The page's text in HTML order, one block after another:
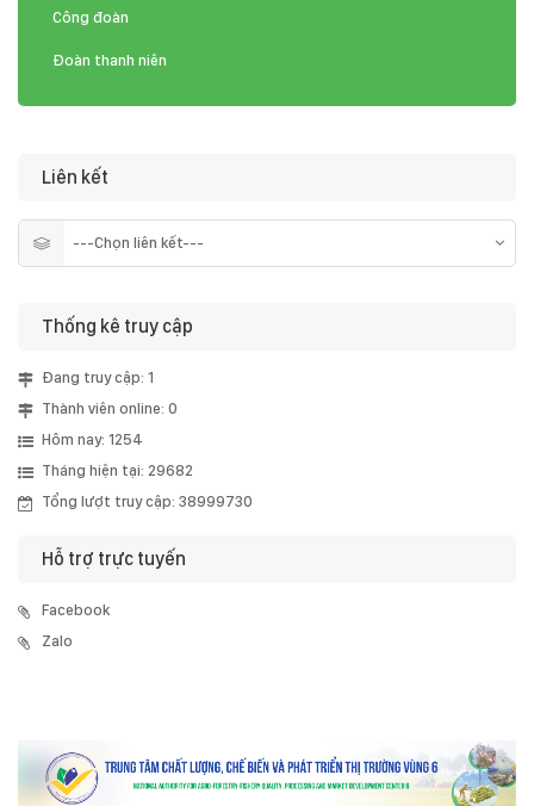
Công đoàn
Đoàn thanh niên
Liên kết
Thống kê truy cập
Đang truy cập: 1
Thành viên online: 0
Hôm nay: 1254
Tháng hiện tại: 29682
Tổng lượt truy cập: 38999730
Hỗ trợ trực tuyến
Facebook
Zalo